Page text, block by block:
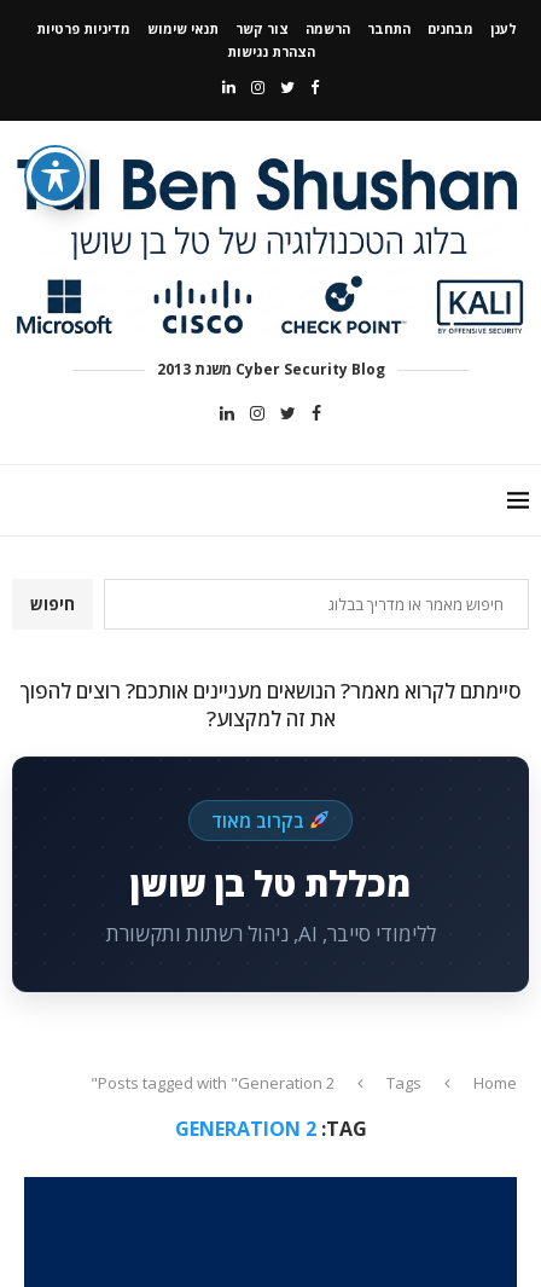
לענן מבחנים התחבר הרשמה צור קשר תנאי שימוש
מדיניות פרטיות
הצהרת נגישות
Cyber Security Blog משנת 2013
חיפוש
סיימתם לקרוא מאמר? הנושאים מעניינים אותכם? רוצים להפוך
את זה למקצוע?
בקרוב מאוד
מכללת טל בן שושן
ללימודי סייבר, AI, ניהול רשתות ותקשורת
Home
Tags
Posts tagged with "Generation 2"
TAG:
GENERATION 2